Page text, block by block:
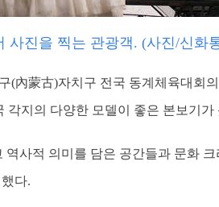
사진을 찍는 관광객. (사진/신화
內蒙古)자치구 전국 동계체육대회
각지의 다양한 모델이 좋은 본보기가
사적 의미를 담은 공간들과 문화
다.